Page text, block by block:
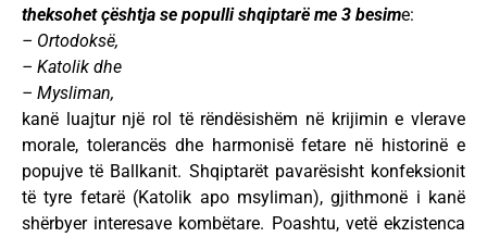
theksohet çështja se populli shqiptarë me 3 besime:
– Ortodoksë,
– Katolik dhe
– Mysliman,
kanë luajtur një rol të rëndësishëm në krijimin e vlerave
morale, tolerancës dhe harmonisë fetare në historinë e
popujve të Ballkanit. Shqiptarët pavarësisht konfeksionit
të tyre fetarë (Katolik apo msyliman), gjithmonë i kanë
shërbyer interesave kombëtare. Poashtu, vetë ekzistenca